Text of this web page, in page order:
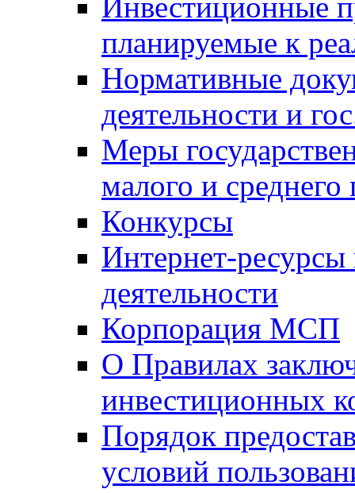
планируемые к
Нормативные
деятельности и
Меры
малого и среднего
Конкурсы
Интернет-
деятельности
Корпорация МСП
О Правилах
инвестиционных
Порядок
условий